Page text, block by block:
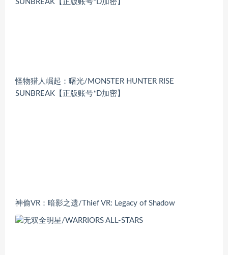
怪物猎人崛起：曙光/MONSTER HUNTER RISE
SUNBREAK【正版账号*D加密】
神偷VR：暗影之遗/Thief VR: Legacy of Shadow